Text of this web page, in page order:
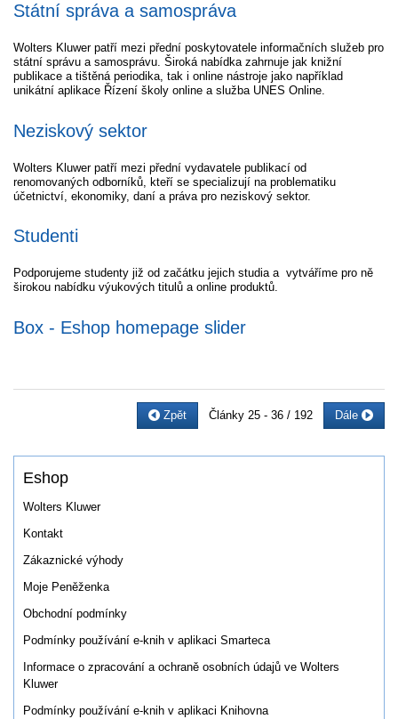
Státní správa a samospráva
Wolters Kluwer patří mezi přední poskytovatele informačních služeb pro
státní správu a samosprávu. Široká nabídka zahrnuje jak knižní
publikace a tištěná periodika, tak i online nástroje jako například
unikátní aplikace Řízení školy online a služba UNES Online.
Neziskový sektor
Wolters Kluwer patří mezi přední vydavatele publikací od
renomovaných odborníků, kteří se specializují na problematiku
účetnictví, ekonomiky, daní a práva pro neziskový sektor.
Studenti
Podporujeme studenty již od začátku jejich studia a vytváříme pro ně
širokou nabídku výukových titulů a online produktů.
Box - Eshop homepage slider
Zpět Články 25 - 36 / 192 Dále
Eshop
Wolters Kluwer
Kontakt
Zákaznické výhody
Moje Peněženka
Obchodní podmínky
Podmínky používání e-knih v aplikaci Smarteca
Informace o zpracování a ochraně osobních údajů ve Wolters
Kluwer
Podmínky používání e-knih v aplikaci Knihovna